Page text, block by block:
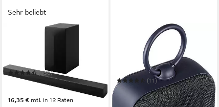
Sehr beliebt
(186)
179,00 € UVP 349,00 €
nur diesen Monat
16,35 € mtl. in 12 Raten
XBOOM Go Lautsprecher
Bluetooth Netzwerkstandard
Gesamtleistung
Gewicht
(11)
19,00 € UVP49,99 €